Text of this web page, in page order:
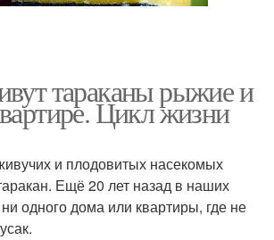
тараканы рыжие и
Цикл жизни
и плодовитых насекомых
Ещё 20 лет назад в наших
одного дома или квартиры, где не